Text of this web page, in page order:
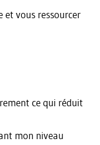
et vous ressourcer
ce qui réduit
mon niveau